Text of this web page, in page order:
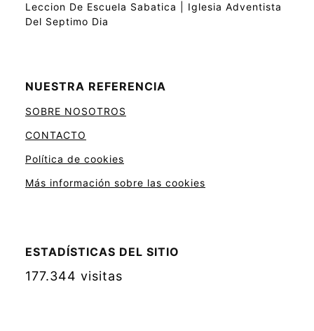
Leccion De Escuela Sabatica | Iglesia Adventista
Del Septimo Dia
NUESTRA REFERENCIA
SOBRE NOSOTROS
CONTACTO
Política de cookies
Más información sobre las cookies
ESTADÍSTICAS DEL SITIO
177.344 visitas